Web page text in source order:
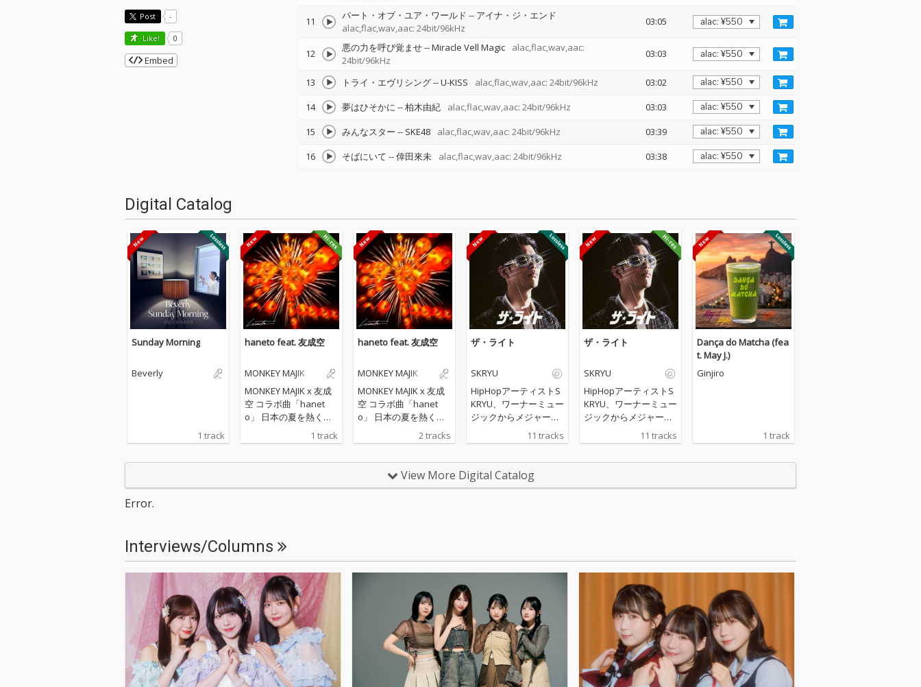
11 パート・オブ・ユア・ワールド -- アイナ・ジ・エンド
alac,flac,wav,aac: 24bit/96kHz
03:05
12 悪の力を呼び覚ませ--Miracle Vell Magic
alac,flac,wav,aac:
24bit/96kHz
03:03
13 トライ・エヴリシング--U-KISS alac,flac,wav,aac: 24bit/96kHz
03:02
14
夢はひそかに --柏木由紀 alac,flac,wav,aac: 24bit/96kHz
03:03
15
みんなスター -- SKE48 alac,flac,wav,aac: 24bit/96kHz
03:39
16
そばにいて --倖田來未 alac,flac,wav,aac: 24bit/96kHz 03:38
Post -
Like! 0
Embed
Digital Catalog
Sunday Morning
Beverly
1 track
haneto feat. 友成空
MONKEY MAJIK
MONKEY MAJIK x 友成
空 コラボ曲「hanet
o」 日本の夏を熱く盛
りたい。そんな双方の
スも担当。MONKEY M
AJIKならではのボーダ
レスなサウンドと、友
成空の感性が重なり合
い、祭りの熱気や躍動
感、そしてどこかノス
タルジックな和の情緒
を合わせ持ったフェス
ティバルソングが完成
した。
1 track
haneto feat. 友成空
MONKEY MAJIK
MONKEY MAJIK x 友成
空 コラボ曲「hanet
o」 日本の夏を熱く盛
り上げるお祭り曲を作
りたい。そんな双方の
成の地・青森が誇る
AJIKならではのボーダ
レスなサウンドと、友
い、祭りの熱気や躍動
感、そしてどこかノス
タルジックな和の情緒
を合わせ持ったフェス
ティバルソングが完成
2 tracks
ザ・ライト
SKRYU
HipHopアーティストS
KRYU、ワーナーミュー
ジックからメジャーデ
ビュー後、初となるFul
l Albumをリリース
11 tracks
ザ・ライト
SKRYU
HipHopアーティストS
KRYU、ワーナーミュー
ジックからメジャーデ
ビュー後、初となるFul
l Albumをリリース
11 tracks
Dança do Matcha (fea
t. May J.)
Ginjiro
1 track
View More Digital Catalog
Error.
Interviews/Columns